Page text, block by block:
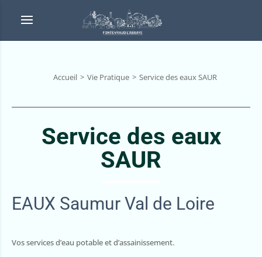
Accueil Vie Pratique Service des eaux SAUR
Service des eaux
SAUR
EAUX Saumur Val de Loire
Vos services d’eau potable et d’assainissement.